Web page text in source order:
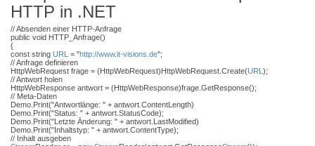
HTTP in .NET
// Absenden einer HTTP-Anfrage
public void HTTP_Anfrage()
{
const string URL = "http://www.it-visions.de";
// Anfrage definieren
HttpWebRequest frage = (HttpWebRequest)HttpWebRequest.Create(URL );
// Antwort holen
HttpWebResponse antwort = (HttpWebResponse)frage.GetResponse();
// Meta-Daten
Demo.Print("Antwortlänge: " + antwort.ContentLength)
Demo.Print("Status: " + antwort.StatusCode);
Demo.Print("Letzte Änderung: " + antwort.LastModified)
Demo.Print("Inhaltstyp: " + antwort.ContentType);
// Inhalt ausgeben